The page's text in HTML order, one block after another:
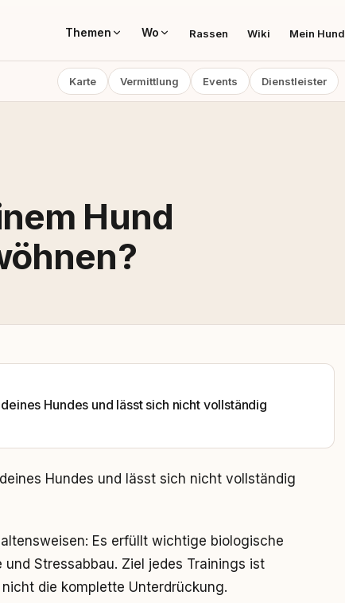
Themen Wo Rassen Wiki Mein Hund
Karte Vermittlung Events Dienstleister
Hund
Hundes und lässt sich nicht vollständig
Hundes und lässt sich nicht vollständig
Es erfüllt wichtige biologische
Stressabbau. Ziel jedes Trainings ist
die komplette Unterdrückung.